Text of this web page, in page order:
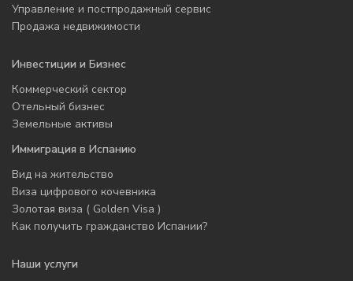
Управление и постпродажный сервис
Продажа недвижимости
Инвестиции и Бизнес
Коммерческий сектор
Отельный бизнес
Земельные активы
Иммиграция в Испанию
Вид на жительство
Виза цифрового кочевника
Золотая виза ( Golden Visa )
Как получить гражданство Испании?
Наши услуги